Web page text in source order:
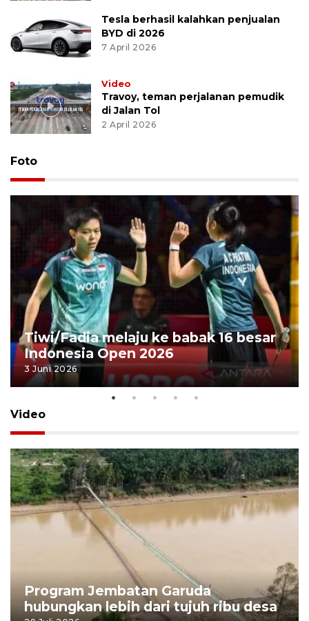
Tesla berhasil kalahkan penjualan
BYD di 2026
7 April 2026
Video
Travoy, teman perjalanan pemudik
di Jalan Tol
2 April 2026
Foto
Tiwi/Fadia melaju ke babak 16 besar
Indonesia Open 2026
3 Juni 2026
Video
Program Jembatan Garuda
hubungkan lebih dari tujuh ribu desa